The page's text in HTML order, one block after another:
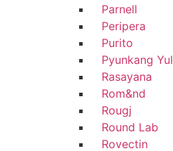
Parnell
Peripera
Purito
Pyunkang Yul
Rasayana
Rom&nd
Rougj
Round Lab
Rovectin